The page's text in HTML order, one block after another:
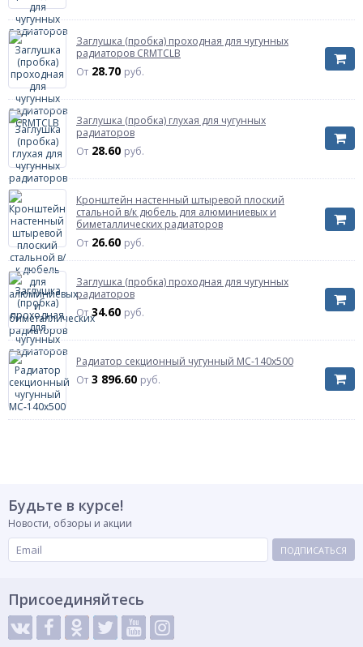
Заглушка (пробка) проходная для чугунных
радиаторов CRMTCLB
От 28.70 руб.
Заглушка (пробка) глухая для чугунных
радиаторов
От 28.60 руб.
Кронштейн настенный штыревой плоский
стальной в/к дюбель для алюминиевых и
биметаллических радиаторов
От 26.60 руб.
Заглушка (пробка) проходная для чугунных
радиаторов
От 34.60 руб.
Радиатор секционный чугунный МС-140х500
От 3 896.60 руб.
Будьте в курсе!
Новости, обзоры и акции
ПОДПИСАТЬСЯ
Присоединяйтесь